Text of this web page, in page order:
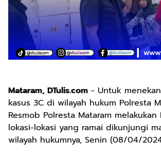
Mataram, DTulis.com - Untuk
kasus 3C di wilayah hukum Polresta
Resmob Polresta Mataram
lokasi-lokasi yang ramai dikunjungi
wilayah hukumnya, Senin (08/04/